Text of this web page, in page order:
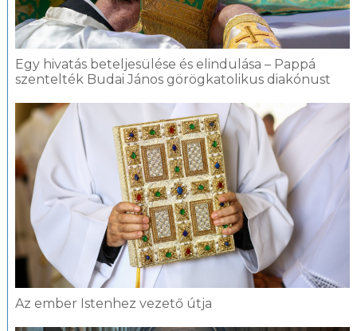
Egy hivatás beteljesülése és elindulása – Pappá
szentelték Budai János görögkatolikus diakónust
Az ember Istenhez vezető útja